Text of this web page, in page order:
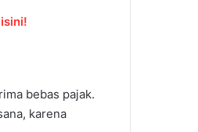
bebas pajak.
karena